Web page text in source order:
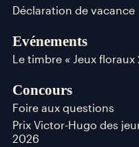
Déclaration de vacance
Evénements
Le timbre « Jeux floraux
Concours
Foire aux questions
Prix Victor-Hugo des
2026